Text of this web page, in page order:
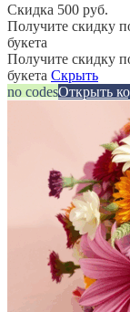
Скидка 500 руб.
Получите скидку
букета
Получите скидку
букета Скрыть
no codesОткрыть